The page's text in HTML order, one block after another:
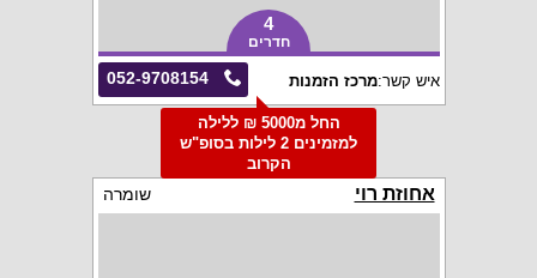
4
חדרים
052-9708154 איש קשר:מרכז הזמנות
החל מ5000 ₪ ללילה
למזמינים 2 לילות בסופ"ש
הקרוב
אחוזת רוי שומרה